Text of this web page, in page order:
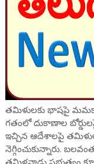
త‌మిళుల‌కు భాష‌పై
గ‌తంలో దుకాణాల
ఇచ్చిన ఆదేశాల‌పై
నెగ్గించుకున్నారు.
త‌మిళ‌నాడు ప్ర‌భుత్వం